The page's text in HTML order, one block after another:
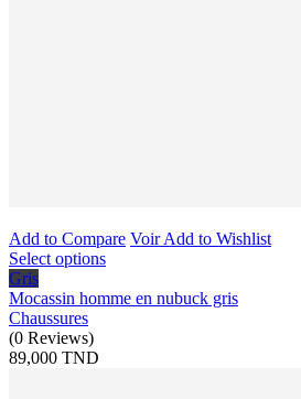
Add to Compare VoirAdd to Wishlist
Select options
Gris
Mocassin homme en nubuck gris
Chaussures
(0 Reviews)
89,000 TND